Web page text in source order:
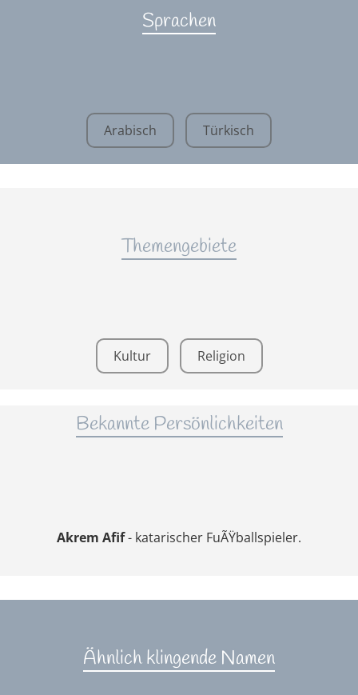
Sprachen
Arabisch Türkisch
Themengebiete
Kultur Religion
Bekannte Persönlichkeiten
Akrem Afif- katarischer FuÃŸballspieler.
Ähnlich klingende Namen